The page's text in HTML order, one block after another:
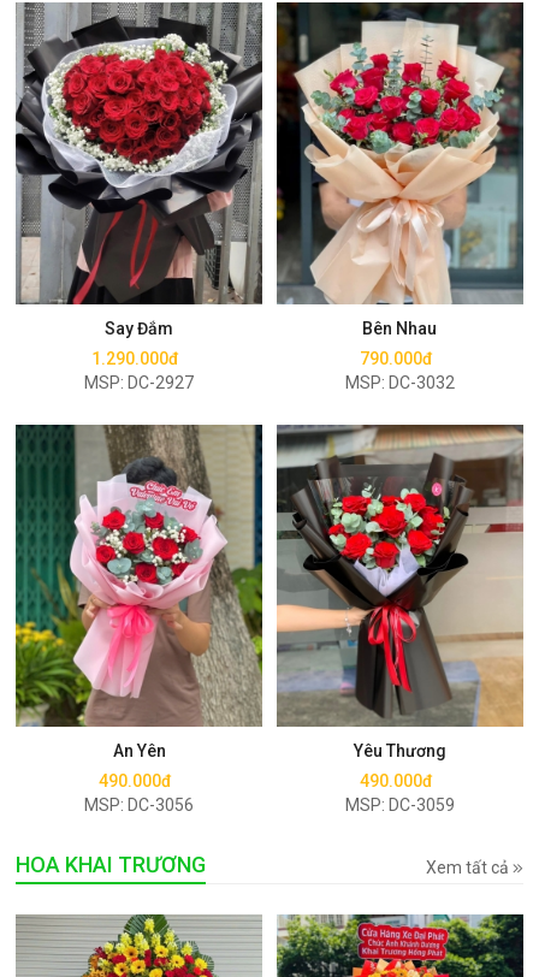
Say Đắm
1.290.000đ
MSP: DC-2927
Mua ngay
Bên Nhau
790.000đ
MSP: DC-3032
Mua ngay
An Yên
490.000đ
MSP: DC-3056
Mua ngay
Yêu Thương
490.000đ
MSP: DC-3059
Mua ngay
HOA KHAI TRƯƠNG Xem tất cả